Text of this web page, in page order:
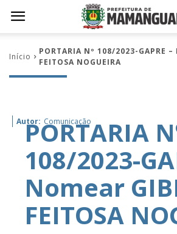
Início
PORTARIA Nº 108/2023-GAPRE
FEITOSA NOGUEIRA
Autor: Comunicação
PORTARIA
108/2023-
Nomear
FEITOSA